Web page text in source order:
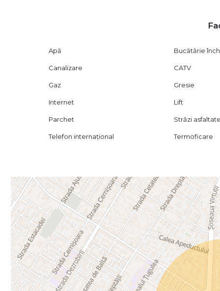
Vizionarea se face doar pe baza semnării unui contract
Apă Bucătărie
Canalizare CATV
Gaz Gresie
Internet Lift
Parchet Străzi asfaltate
Telefon internațional Termoficare